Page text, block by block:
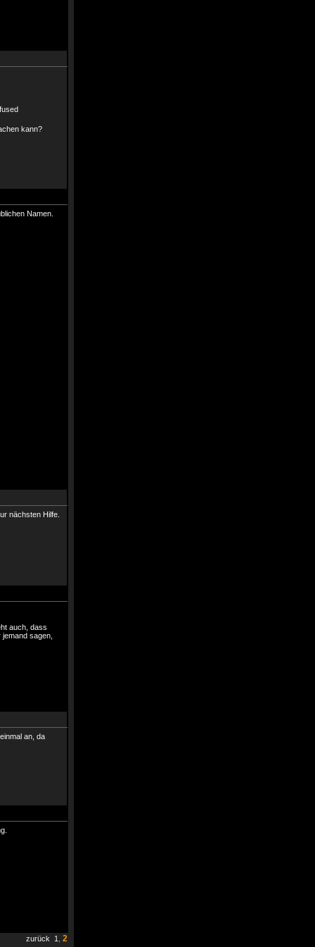
kann?
Namen.
nächsten Hilfe.
auch, dass
sagen,
an, da
zurück
1 2